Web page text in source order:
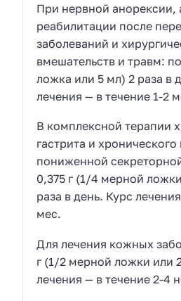
При нервной анорексии,
реабилитации после
заболеваний и
вмешательств и травм:
ложка или 5 мл) 2 раза в
лечения — в течение 1-2
В комплексной терапии
гастрита и хронического
пониженной
0,375 г (1/4 мерной
раза в день. Курс
мес.
Для лечения кожных
г (1/2 мерной ложки или
лечения — в течение 2-4